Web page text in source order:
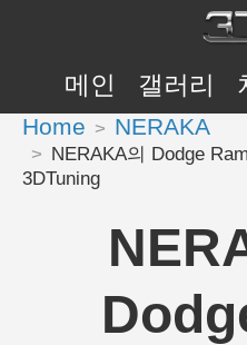
메인 갤러리
Home NERAKA
NERAKA의 Dodge
3DTuning